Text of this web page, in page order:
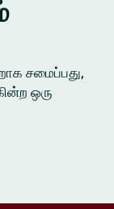
சமைப்பது,
ஒரு